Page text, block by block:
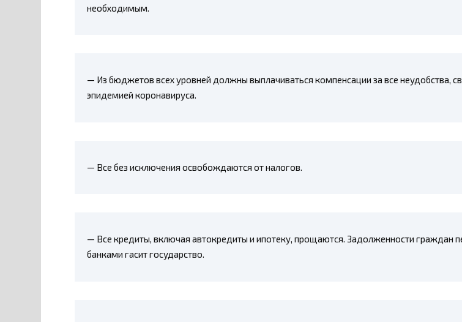
необходимым.
— Из бюджетов всех уровней должны выплачиваться компенсации за все неудобства,
эпидемией коронавируса.
— Все без исключения освобождаются от налогов.
— Все кредиты, включая автокредиты и ипотеку, прощаются. Задолженности граждан
банками гасит государство.